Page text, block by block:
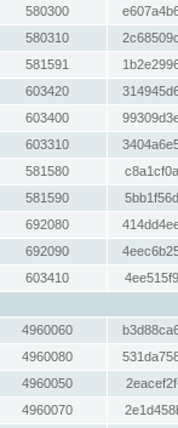
580300
580310
581591
603420
603400
603310
581580
581590
692080
692090
603410
4960060
4960080
4960050
4960070